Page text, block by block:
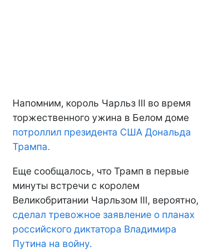
Напомним, король Чарльз III во время
торжественного ужина в Белом доме
потроллил президента США Дональда
Трампа.
Еще сообщалось, что Трамп в первые
минуты встречи с королем
Великобритании Чарльзом III, вероятно,
сделал тревожное заявление о планах
российского диктатора Владимира
Путина на войну.